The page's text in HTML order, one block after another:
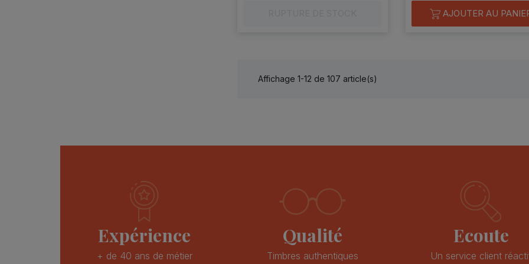
AJOUTER AU
Affichage 1-12 de 107 article(s)
Expérience
+ de 40 ans de métier
Qualité
Timbres authentiques
Ecoute
Un service client